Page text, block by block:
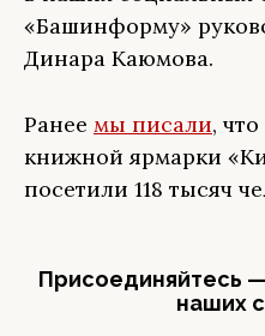
«Башинформу»
Динара Каюмова.
Ранее мы писали,
книжной ярмарки
посетили 118 тысяч
Присоединяйтесь
наших